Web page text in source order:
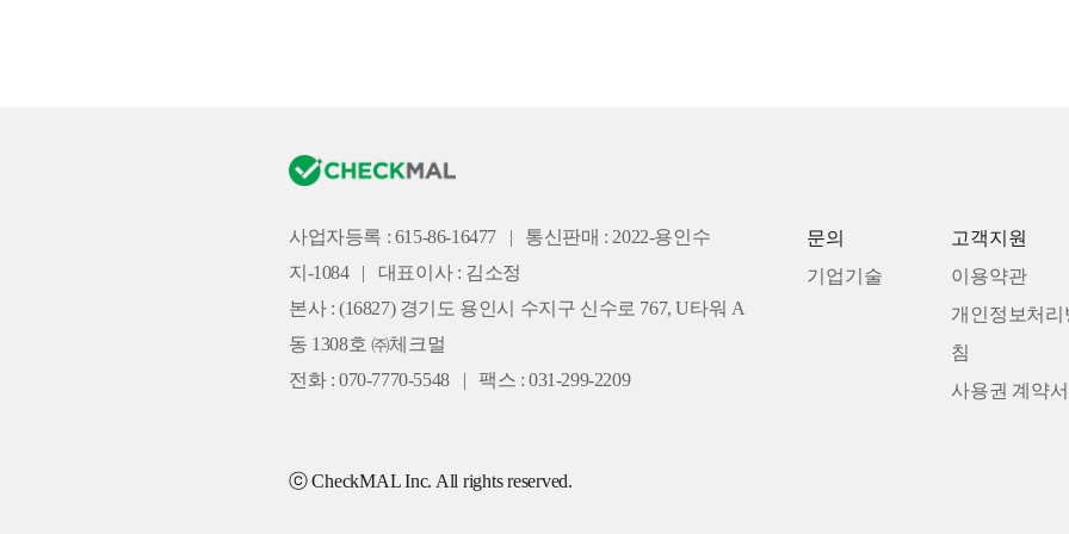
사업자등록 : 615-86-16477
통신판매 : 2022-용인수
지-1084
대표이사 : 김소정
본사 : (16827) 경기도 용인시 수지구 신수로 767, U타워 A
동 1308호 ㈜체크멀
전화 : 070-7770-5548
팩스 : 031-299-2209
문의
기업기술
고객지원
이용약관
개인정보처리
침
사용권 계약서
ⓒ CheckMAL Inc. All rights reserved.